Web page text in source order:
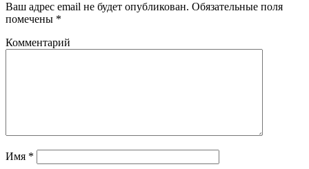
Ваш адрес email не будет опубликован. Обязательные поля
помечены *
Комментарий
Имя *